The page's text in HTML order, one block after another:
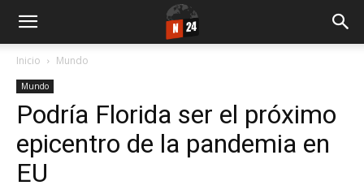
Inicio Mundo
Mundo
Podría Florida ser el próximo
epicentro de la pandemia en
EU